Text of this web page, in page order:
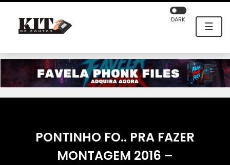
☰
DARK
PONTINHO FO.. PRA FAZER
MONTAGEM 2016 –